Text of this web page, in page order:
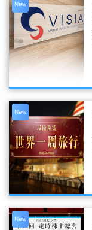
New
New
New